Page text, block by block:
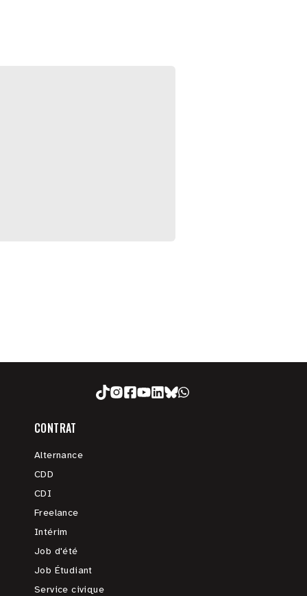
CONTRAT
Alternance
CDD
CDI
Freelance
Intérim
Job d'été
Job Étudiant
Service civique